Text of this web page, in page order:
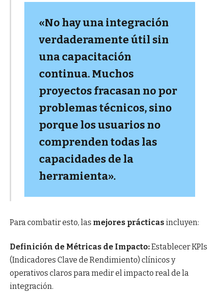
«No hay una integración
verdaderamente útil sin
una capacitación
continua. Muchos
proyectos fracasan no por
problemas técnicos, sino
porque los usuarios no
comprenden todas las
capacidades de la
herramienta».
Para combatir esto, las mejores prácticas incluyen:
Definición de Métricas de Impacto:Establecer KPIs
(Indicadores Clave de Rendimiento) clínicos y
operativos claros para medir el impacto real de la
integración.